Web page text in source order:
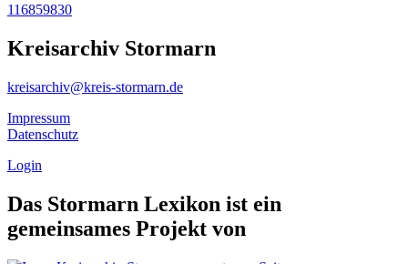
116859830
Kreisarchiv Stormarn
kreisarchiv@kreis-stormarn.de
Impressum
Datenschutz
Login
Das Stormarn Lexikon ist ein
gemeinsames Projekt von